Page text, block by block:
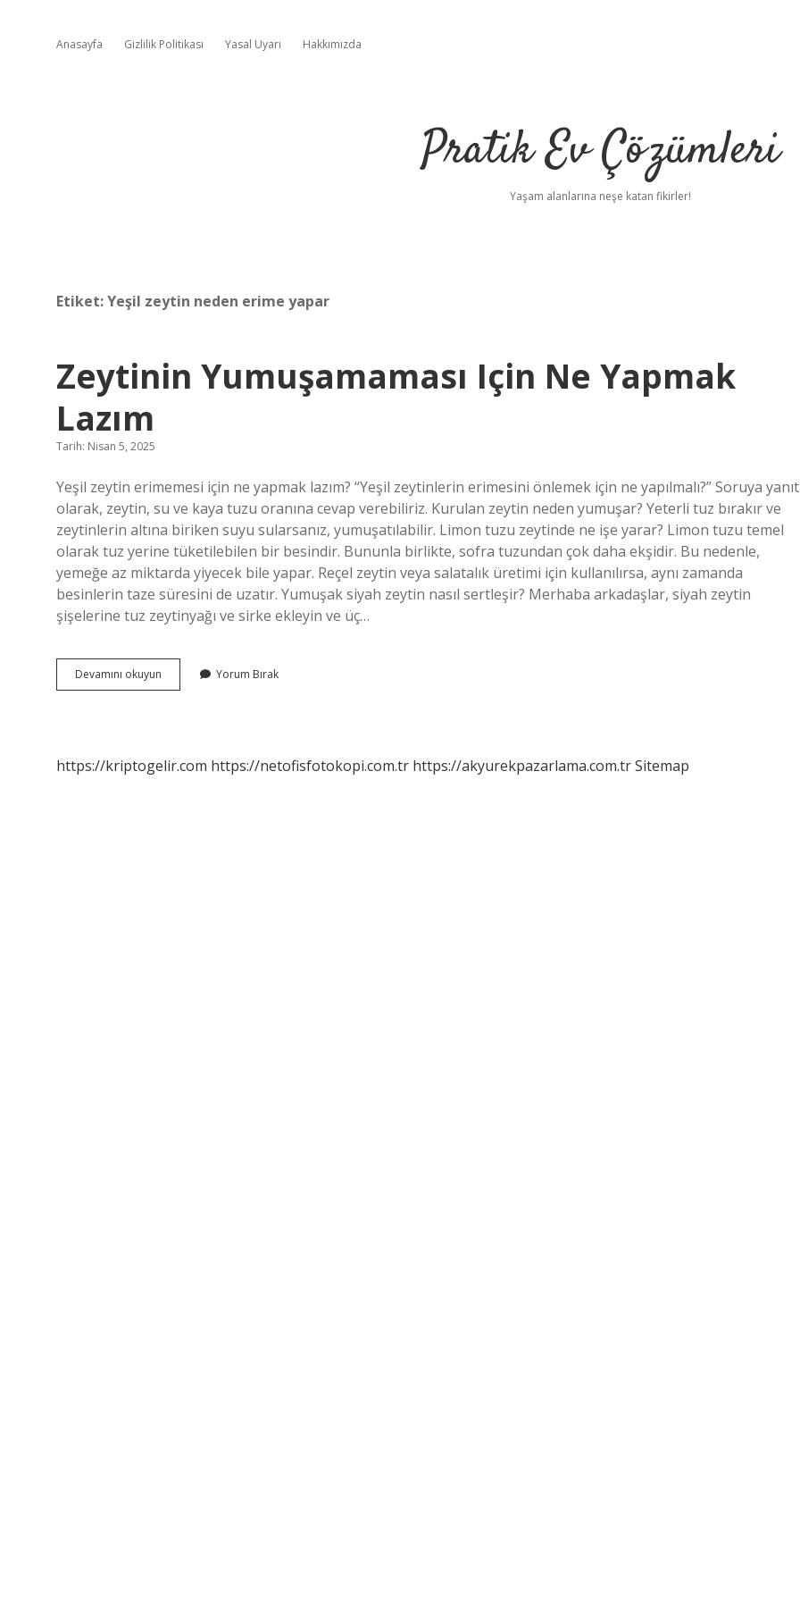
Anasayfa Gizlilik Politikası Yasal Uyarı Hakkımızda
Pratik Ev Çözümleri
Yaşam alanlarına neşe katan fikirler!
Etiket:Yeşil zeytin neden erime yapar
Zeytinin Yumuşamaması Için Ne Yapmak
Lazım
Tarih: Nisan 5, 2025
Yeşil zeytin erimemesi için ne yapmak lazım? “Yeşil zeytinlerin erimesini önlemek için ne yapılmalı?” Soruya yanıt
olarak, zeytin, su ve kaya tuzu oranına cevap verebiliriz. Kurulan zeytin neden yumuşar? Yeterli tuz bırakır ve
zeytinlerin altına biriken suyu sularsanız, yumuşatılabilir. Limon tuzu zeytinde ne işe yarar? Limon tuzu temel
olarak tuz yerine tüketilebilen bir besindir. Bununla birlikte, sofra tuzundan çok daha ekşidir. Bu nedenle,
yemeğe az miktarda yiyecek bile yapar. Reçel zeytin veya salatalık üretimi için kullanılırsa, aynı zamanda
besinlerin taze süresini de uzatır. Yumuşak siyah zeytin nasıl sertleşir? Merhaba arkadaşlar, siyah zeytin
şişelerine tuz zeytinyağı ve sirke ekleyin ve üç…
Devamını okuyun Zeytinin
Yumuşamaması
Yorum Bırak
https://kriptogelir.com https://netofisfotokopi.com.tr https://akyurekpazarlama.com.trSitemap